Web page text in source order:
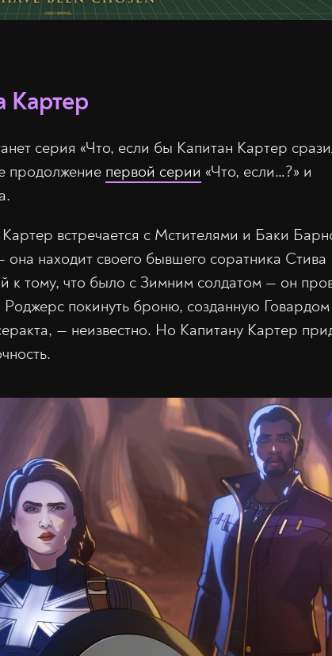
Картер
серия «Что, если бы Капитан Картер
продолжение первой серии «Что, если…?» и
встречается с Мстителями и Баки
находит своего бывшего соратника Стива
к тому, что было с Зимним солдатом — он
покинуть броню, созданную Говардом
— неизвестно. Но Капитану Картер